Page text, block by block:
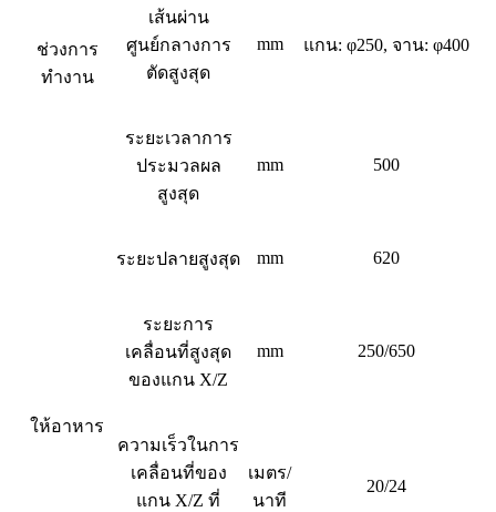
ช่วงการ
ทำงาน
เส้นผ่าน
ศูนย์กลางการ
ตัดสูงสุด
mm แกน: φ250, จาน: φ400
ระยะเวลาการ
ประมวลผล
สูงสุด
mm 500
ระยะปลายสูงสุด mm 620
ให้อาหาร
ระยะการ
เคลื่อนที่สูงสุด
ของแกน X/Z
mm 250/650
ความเร็วในการ
เคลื่อนที่ของ
แกน X/Z ที่
เมตร/
นาที
20/24